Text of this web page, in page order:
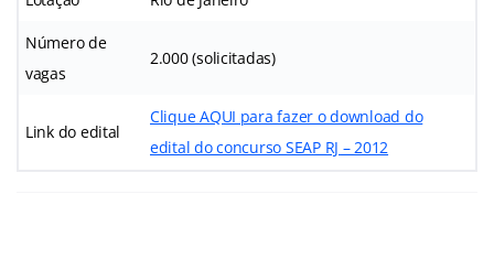
Número de
vagas
2.000 (solicitadas)
Link do edital
Clique AQUI para fazer o download do
edital do concurso SEAP RJ – 2012